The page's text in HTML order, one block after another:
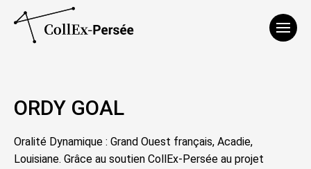
ORDY GOAL
Oralité Dynamique : Grand Ouest français, Acadie,
Louisiane. Grâce au soutien CollEx-Persée au projet